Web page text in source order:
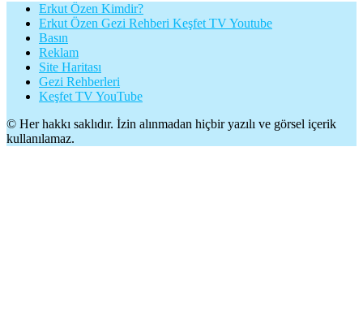
Erkut Özen Kimdir?
Erkut Özen Gezi Rehberi Keşfet TV Youtube
Basın
Reklam
Site Haritası
Gezi Rehberleri
Keşfet TV YouTube
© Her hakkı saklıdır. İzin alınmadan hiçbir yazılı ve görsel içerik
kullanılamaz.